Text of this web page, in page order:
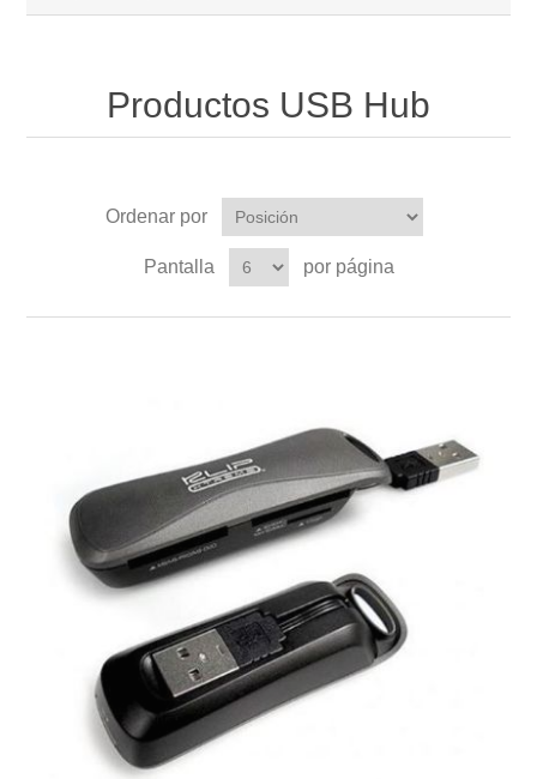
Productos USB Hub
Ordenar por
Pantalla por página